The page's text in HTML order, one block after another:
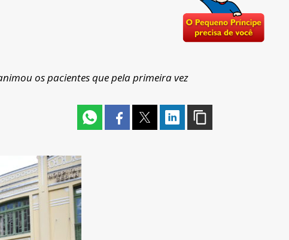
os pacientes que pela primeira vez